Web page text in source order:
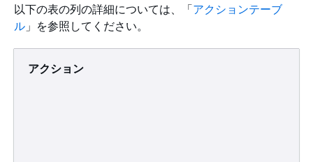
以下の表の列の詳細については、「アクションテーブ
ル 」を参照してください。
アクション